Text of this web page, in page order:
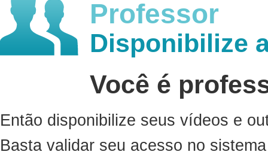
Professor
Disponibilize
Você é
Então disponibilize seus vídeos e
Basta validar seu acesso no